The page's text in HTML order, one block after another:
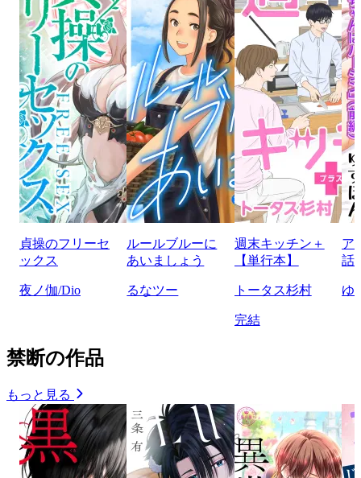
貞操のフリーセ
ックス
夜ノ伽/Dio
ルールブルーに
あいましょう
るなツー
週末キッチン＋
【単行本】
トータス杉村
完結
ア
話
ゆ
禁断の作品
もっと見る